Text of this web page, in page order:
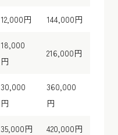
12,000円 144,000円
18,000
円
216,000円
30,000
円
360,000
円
35,000円 420,000円